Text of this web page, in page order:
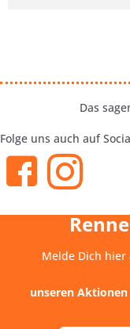
Das
Folge uns auch auf
Melde Dich
unseren